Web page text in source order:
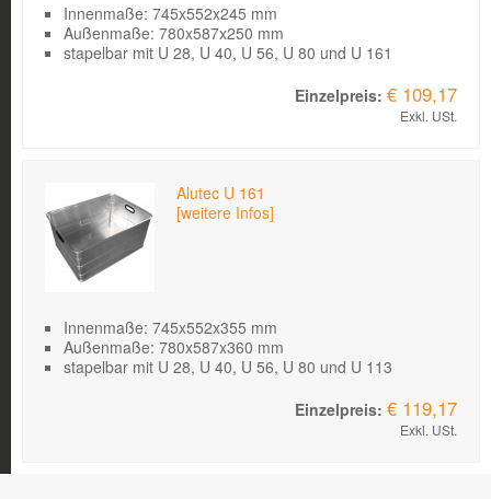
Innenmaße: 745x552x245 mm
Außenmaße: 780x587x250 mm
stapelbar mit U 28, U 40, U 56, U 80 und U 161
€ 109,17
Exkl. USt.
Alutec U 161
[weitere Infos]
Innenmaße: 745x552x355 mm
Außenmaße: 780x587x360 mm
stapelbar mit U 28, U 40, U 56, U 80 und U 113
€ 119,17
Exkl. USt.